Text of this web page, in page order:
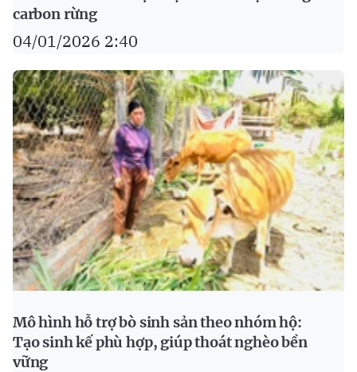
carbon rừng
04/01/2026 2:40
Mô hình hỗ trợ bò sinh sản theo nhóm hộ:
Tạo sinh kế phù hợp, giúp thoát nghèo bền
vững